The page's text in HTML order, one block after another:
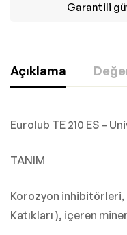
Garantili
Açıklama
Eurolub TE 210 ES –
TANIM
Korozyon inhibitörleri,
Katıkları ), içeren